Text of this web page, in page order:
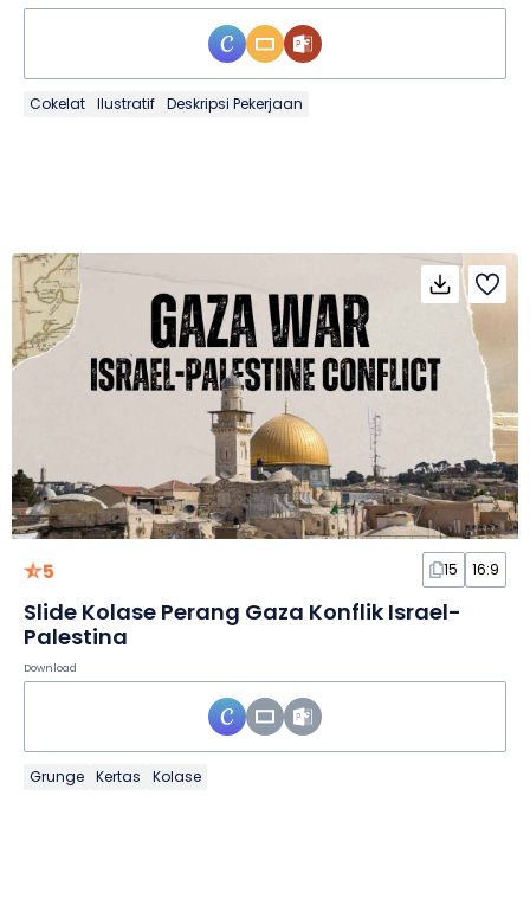
Cokelat Ilustratif Deskripsi Pekerjaan
5 15 16:9
Slide Kolase Perang Gaza Konflik Israel-
Palestina
Download
Grunge Kertas Kolase